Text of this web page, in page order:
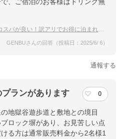
、ご宿泊のお客様はドリンク無
が良い！訳アリでお得に泊まれる宿のおすすめは？
GENBUさんの回答（投稿日：2025/6/ 6）
通報する
ランがあります 0
地獄谷遊歩道と敷地との境目
ロック塀があり、お見苦しい点
る方は通常販売料金から2名様1